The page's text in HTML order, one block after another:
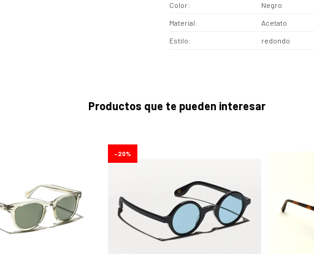
Color Negro
Material Acetato
Estilo redondo
Productos que te pueden interesar
20